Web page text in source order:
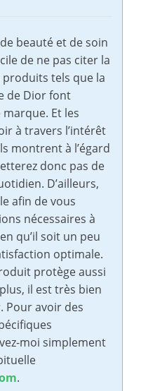
beauté et de soin
de ne pas citer la
tels que la
de Dior font
Et les
à travers l’intérêt
montrent à l’égard
donc pas de
D’ailleurs,
afin de vous
nécessaires à
qu’il soit un peu
optimale.
protège aussi
il est très bien
Pour avoir des
moi simplement
.